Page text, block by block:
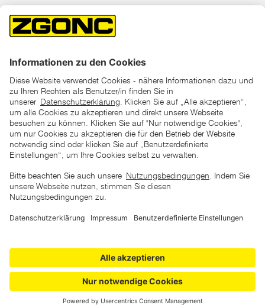
*der "statt"-Preis ist der niedrigste von uns in den letzten 30
Tagen vor Beginn dieser Aktion verlangte Preis
unter den UVP Preisen auf dieser Website sind die
zu verstehen
Copyright © 2026 ZGONC. Alle Rechte vorbehalten.